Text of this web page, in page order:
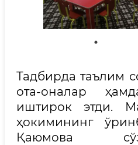
Тадбирда таълим
ота-оналар
иштирок этди.
ҳокимининг
Қаюмова